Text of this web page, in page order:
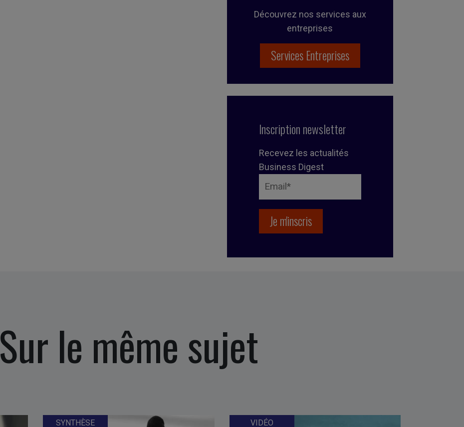
Découvrez nos services aux
entreprises
Services Entreprises
Inscription newsletter
Recevez les actualités
Business Digest
Sur le même sujet
SYNTHÈSE VIDÉO